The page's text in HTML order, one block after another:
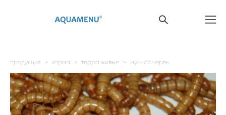
продукция > корма > терра живые > мучной червь